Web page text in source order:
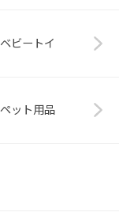
ベビートイ
ペット用品